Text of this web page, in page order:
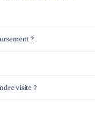
?
visite ?